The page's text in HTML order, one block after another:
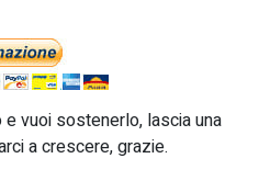
vuoi sostenerlo, lascia una
a crescere, grazie.